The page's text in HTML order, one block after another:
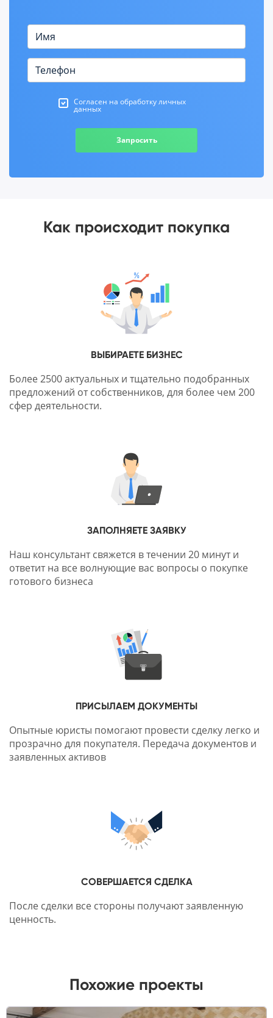
Согласен на обработку личных
данных
Запросить
Как происходит покупка
ВЫБИРАЕТЕ БИЗНЕС
Более 2500 актуальных и тщательно подобранных
предложений от собственников, для более чем 200
сфер деятельности.
ЗАПОЛНЯЕТЕ ЗАЯВКУ
Наш консультант свяжется в течении 20 минут и
ответит на все волнующие вас вопросы о покупке
готового бизнеса
ПРИСЫЛАЕМ ДОКУМЕНТЫ
Опытные юристы помогают провести сделку легко и
прозрачно для покупателя. Передача документов и
заявленных активов
СОВЕРШАЕТСЯ СДЕЛКА
После сделки все стороны получают заявленную
ценность.
Похожие проекты